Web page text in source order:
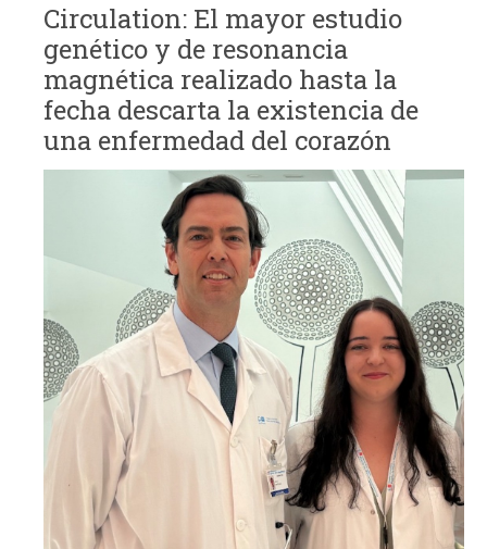
Circulation: El mayor estudio
genético y de resonancia
magnética realizado hasta la
fecha descarta la existencia de
una enfermedad del corazón